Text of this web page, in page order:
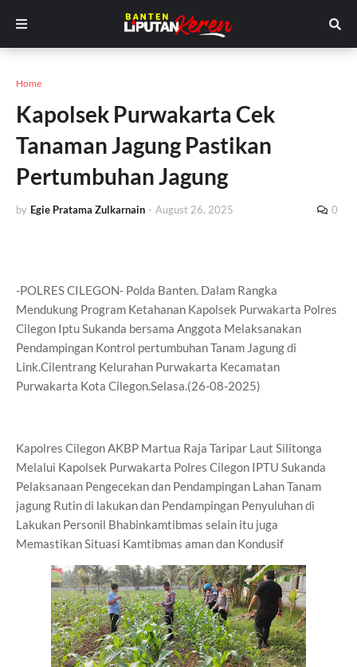
Home
Kapolsek Purwakarta Cek
Tanaman Jagung Pastikan
Pertumbuhan Jagung
by Egie Pratama Zulkarnain - August 26, 2025 0
-POLRES CILEGON- Polda Banten. Dalam Rangka
Mendukung Program Ketahanan Kapolsek Purwakarta Polres
Cilegon Iptu Sukanda bersama Anggota Melaksanakan
Pendampingan Kontrol pertumbuhan Tanam Jagung di
Link.Cilentrang Kelurahan Purwakarta Kecamatan
Purwakarta Kota Cilegon.Selasa.(26-08-2025)
Kapolres Cilegon AKBP Martua Raja Taripar Laut Silitonga
Melalui Kapolsek Purwakarta Polres Cilegon IPTU Sukanda
Pelaksanaan Pengecekan dan Pendampingan Lahan Tanam
jagung Rutin di lakukan dan Pendampingan Penyuluhan di
Lakukan Personil Bhabinkamtibmas selain itu juga
Memastikan Situasi Kamtibmas aman dan Kondusif